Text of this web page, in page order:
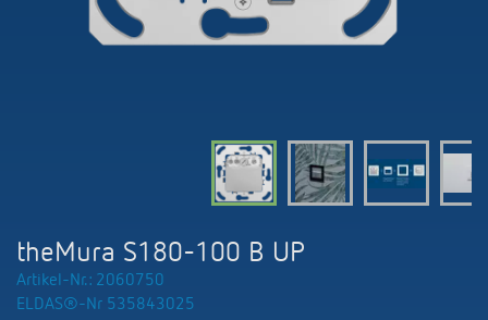
Zeit- und Lichtsteuerung
KNX-Systeme
LEDs schalten und dimmen
Smart Metering
Kataloge und Prospekte
Theben AG
Ausstellung, Präsentation und Schulung
Nachhaltigkeit
Karriere bei ThebenHTS
Ansprechpartner
Ansprechpartnersuche Schweiz
Vertrieb Weltweit
theMura S180-100 B UP
Artikel-Nr.: 2060750
ELDAS®-Nr 535843025